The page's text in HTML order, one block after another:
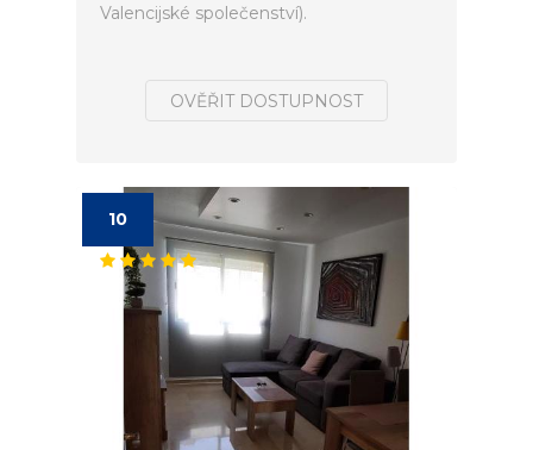
Valencijské společenství).
OVĚŘIT DOSTUPNOST
10